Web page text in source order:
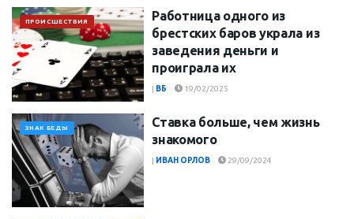
ПРОИСШЕСТВИЯ
Работница одного из
брестских баров украла из
заведения деньги и
проиграла их
| ВБ 19/02/2025
ЗНАК БЕДЫ
Ставка больше, чем жизнь
знакомого
| ИВАН ОРЛОВ 29/09/2024